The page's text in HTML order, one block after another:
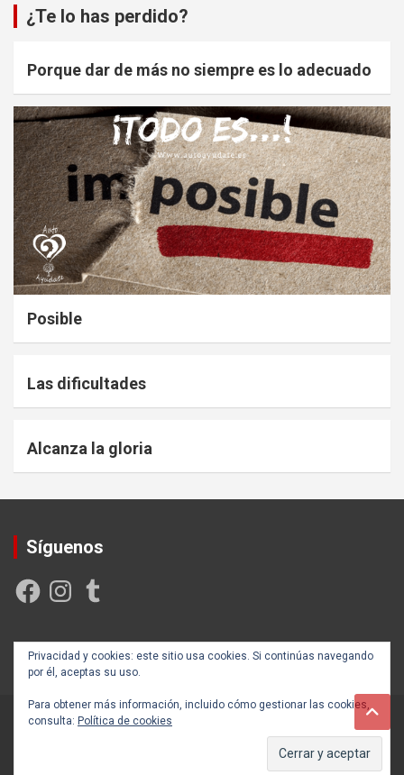
¿Te lo has perdido?
Porque dar de más no siempre es lo adecuado
Posible
Las dificultades
Alcanza la gloria
Síguenos
FacebookInstagramTumblr
Privacidad y cookies: este sitio usa cookies. Si continúas navegando
por él, aceptas su uso.
Para obtener más información, incluido cómo gestionar las cookies,
consulta: Política de cookies
Creada y posicionada por Rogama Informática
Autoayúdate